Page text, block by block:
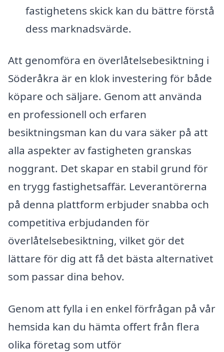
fastighetens skick kan du bättre förstå
dess marknadsvärde.
Att genomföra en överlåtelsebesiktning i
Söderåkra är en klok investering för både
köpare och säljare. Genom att använda
en professionell och erfaren
besiktningsman kan du vara säker på att
alla aspekter av fastigheten granskas
noggrant. Det skapar en stabil grund för
en trygg fastighetsaffär. Leverantörerna
på denna plattform erbjuder snabba och
competitiva erbjudanden för
överlåtelsebesiktning, vilket gör det
lättare för dig att få det bästa alternativet
som passar dina behov.
Genom att fylla i en enkel förfrågan på vår
hemsida kan du hämta offert från flera
olika företag som utför